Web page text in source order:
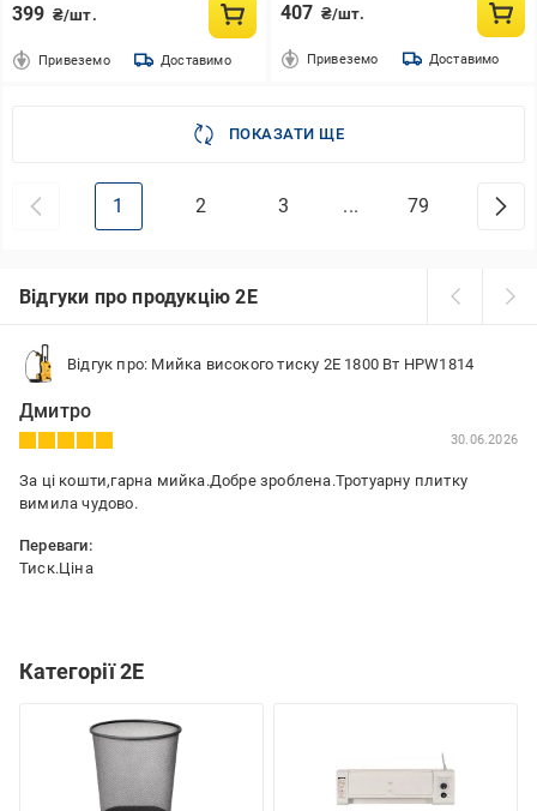
399 ₴/шт.
Привеземо Доставимо
407 ₴/шт.
Привеземо Доставимо
ПОКАЗАТИ ЩЕ
1 2 3 ... 79
Відгуки про продукцію 2E
Відгук про: Мийка високого тиску 2E 1800 Вт HPW1814
Дмитро
30.06.2026
За ці кошти,гарна мийка.Добре зроблена.Тротуарну плитку
вимила чудово.
Переваги:
Тиск.Ціна
Категорії 2E